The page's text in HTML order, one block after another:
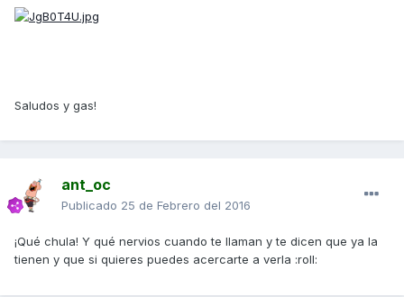
Saludos y gas!
ant_oc
Publicado 25 de Febrero del 2016
¡Qué chula! Y qué nervios cuando te llaman y te dicen que ya la
tienen y que si quieres puedes acercarte a verla :roll: